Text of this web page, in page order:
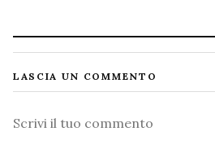
LASCIA UN COMMENTO
Commento